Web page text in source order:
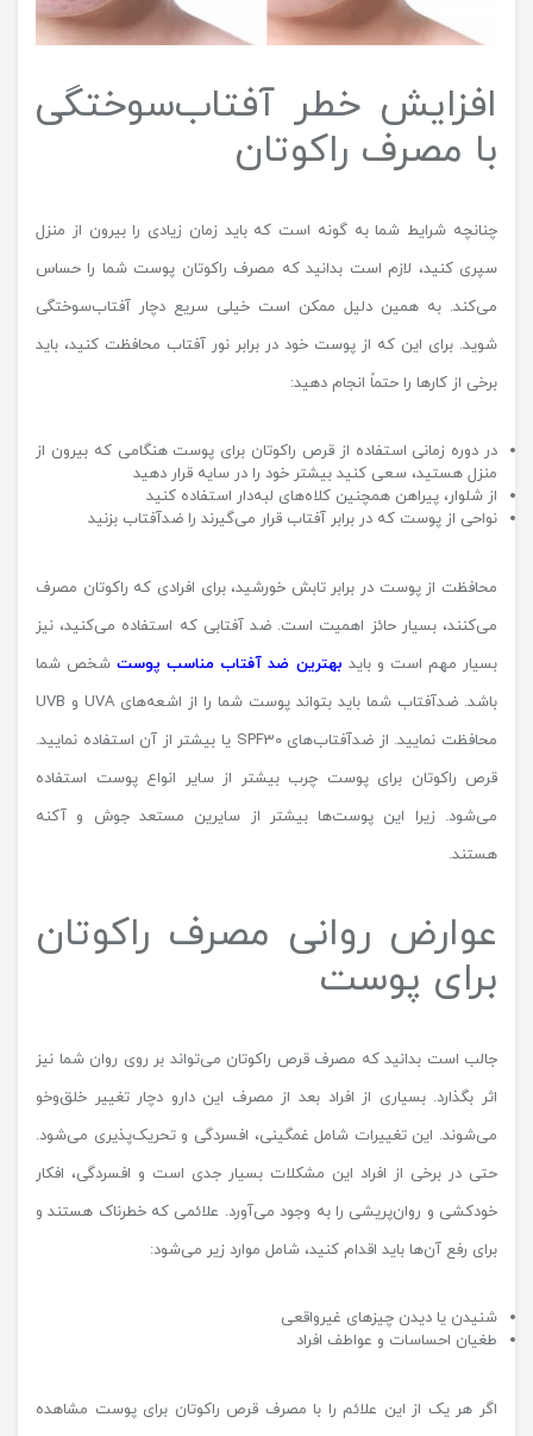
افزایش خطر آفتاب‌سوختگی
با مصرف راکوتان
چنانچه شرایط شما به گونه است که باید زمان زیادی را بیرون از منزل
سپری کنید، لازم است بدانید که مصرف راکوتان پوست شما را حساس
می‌کند. به همین دلیل ممکن است خیلی سریع دچار آفتاب‌سوختگی
شوید. برای این که از پوست خود در برابر نور آفتاب محافظت کنید، باید
برخی از کارها را حتماً انجام دهید:
در دوره زمانی استفاده از قرص راکوتان برای پوست هنگامی که بیرون از
منزل هستید، سعی کنید بیشتر خود را در سایه قرار دهید
از شلوار، پیراهن همچنین کلاه‌های لبه‌دار استفاده کنید
نواحی از پوست که در برابر آفتاب قرار می‌گیرند را ضدآفتاب بزنید
محافظت از پوست در برابر تابش خورشید، برای افرادی که راکوتان مصرف
می‌کنند، بسیار حائز اهمیت است. ضد آفتابی که استفاده می‌کنید، نیز
بسیار مهم است و باید بهترین ضد آفتاب مناسب پوستشخص شما
باشد. ضدآفتاب شما باید بتواند پوست شما را از اشعه‌های UVA و UVB
محافظت نمایید. از ضدآفتاب‌های SPF30 یا بیشتر از آن استفاده نمایید.
قرص راکوتان برای پوست چرب بیشتر از سایر انواع پوست استفاده
می‌شود. زیرا این پوست‌ها بیشتر از سایرین مستعد جوش و آکنه
هستند.
عوارض روانی مصرف راکوتان
برای پوست
جالب است بدانید که مصرف قرص راکوتان می‌تواند بر روی روان شما نیز
اثر بگذارد. بسیاری از افراد بعد از مصرف این دارو دچار تغییر خلق‌وخو
می‌شوند. این تغییرات شامل غمگینی، افسردگی و تحریک‌پذیری می‌شود.
حتی در برخی از افراد این مشکلات بسیار جدی است و افسردگی، افکار
خودکشی و روان‌پریشی را به وجود می‌آورد. علائمی که خطرناک هستند و
برای رفع آن‌ها باید اقدام کنید، شامل موارد زیر می‌شود:
شنیدن یا دیدن چیزهای غیرواقعی
طغیان احساسات و عواطف افراد
اگر هر یک از این علائم را با مصرف قرص راکوتان برای پوست مشاهده